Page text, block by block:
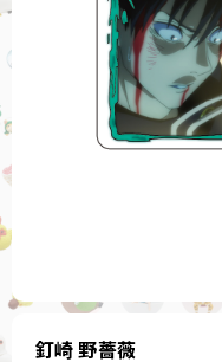
釘崎 野薔薇